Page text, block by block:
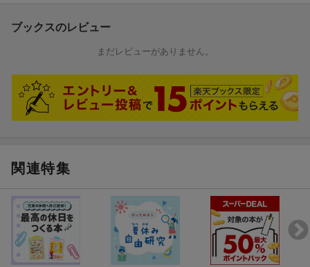
ブックスのレビュー
まだレビューがありません。
関連特集